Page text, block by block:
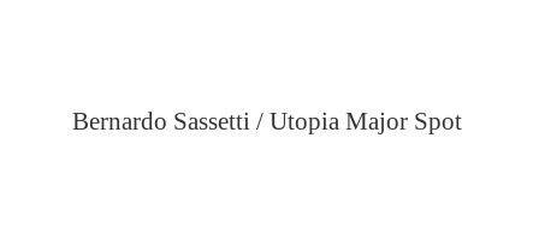
Bernardo Sassetti / Utopia Major Spot